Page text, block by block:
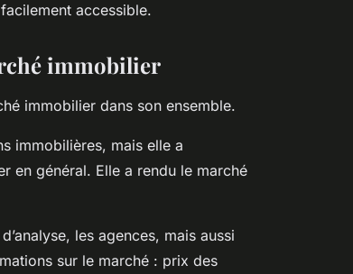
accessible.
immobilier
immobilier dans son ensemble.
immobilières, mais elle a
en général. Elle a rendu le marché
les agences, mais aussi
sur le marché : prix des